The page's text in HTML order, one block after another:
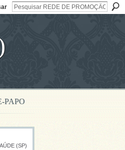
PAPO
(SP)